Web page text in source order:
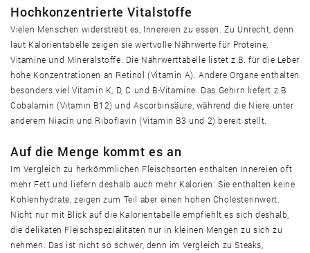
Kalb Kalbfleisch Zunge, roh
Kapaun Masthahn Innereien, gekocht
Kapaun Masthahn Innereien, roh
Lungwurst Lungenwurst Kohlwurst
Pute, Truthahn Herz, gekocht
Hochkonzentrierte Vitalstoffe
Vielen Menschen widerstrebt es, Innereien zu essen. Zu Unrecht, denn
laut Kalorientabelle zeigen sie wertvolle Nährwerte für Proteine,
Vitamine und Mineralstoffe. Die Nährwerttabelle listet z.B. für die Leber
hohe Konzentrationen an Retinol (Vitamin A). Andere Organe enthalten
besonders viel Vitamin K, D, C und B-Vitamine. Das Gehirn liefert z.B.
Cobalamin (Vitamin B12) und Ascorbinsäure, während die Niere unter
anderem Niacin und Riboflavin (Vitamin B3 und 2) bereit stellt.
Auf die Menge kommt es an
Im Vergleich zu herkömmlichen Fleischsorten enthalten Innereien oft
mehr Fett und liefern deshalb auch mehr Kalorien. Sie enthalten keine
Kohlenhydrate, zeigen zum Teil aber einen hohen Cholesterinwert.
Nicht nur mit Blick auf die Kalorientabelle empfiehlt es sich deshalb,
die delikaten Fleischspezialitäten nur in kleinen Mengen zu sich zu
nehmen. Das ist nicht so schwer, denn im Vergleich zu Steaks,